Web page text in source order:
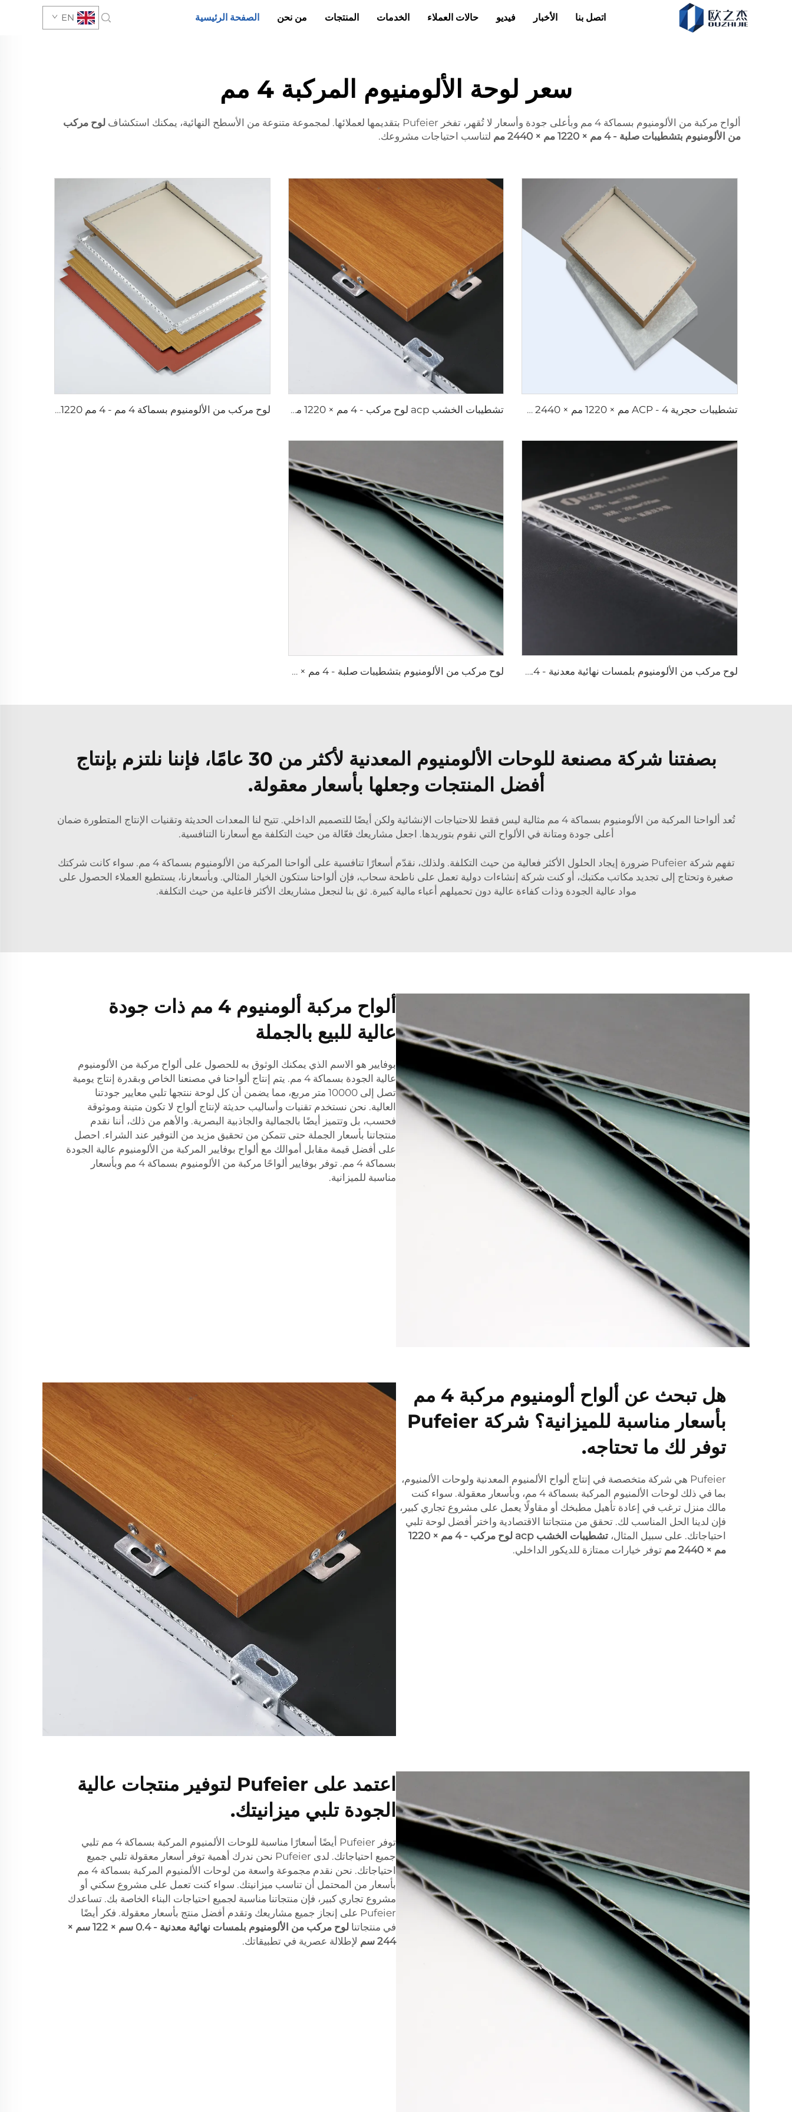
الصفحة الرئيسية من نحن المنتجات الخدمات حالات العملاء فيديو الأخبار اتصل بنا EN
سعر لوحة الألومنيوم المركبة 4 مم
ألواح مركبة من الألومنيوم بسماكة 4 مم وبأعلى جودة وأسعار لا تُقهر، تفخر Pufeier بتقديمها لعملائها. لمجموعة متنوعة من الأسطح النهائية، يمكنك استكشاف
لوح مركب
من الألومنيوم بتشطيبات صلبة - 4 مم × 1220 مم × 2440 مم
لتناسب احتياجات مشروعك.
تشطيبات حجرية ACP - 4 مم × 1220 مم × 2440 مم تشطيبات الخشب acp لوح مركب - 4 مم × 1220 مم × 2440 مم لوح مركب من الألومنيوم بسماكة 4 مم - 4 مم 1220 مم × 2440 مم (122 سم × 244 سم)
لوح مركب من الألومنيوم بلمسات نهائية معدنية - 0.4 سم × 122 سم × 244 سم لوح مركب من الألومنيوم بتشطيبات صلبة - 4 مم × 1220 مم × 2440 مم
بصفتنا شركة مصنعة للوحات الألومنيوم المعدنية لأكثر من 30 عامًا، فإننا نلتزم بإنتاج
أفضل المنتجات وجعلها بأسعار معقولة.
تُعد ألواحنا المركبة من الألومنيوم بسماكة 4 مم مثالية ليس فقط للاحتياجات الإنشائية ولكن أيضًا للتصميم الداخلي. تتيح لنا المعدات الحديثة وتقنيات الإنتاج المتطورة ضمان
أعلى جودة ومتانة في الألواح التي نقوم بتوريدها. اجعل مشاريعك فعّالة من حيث التكلفة مع أسعارنا التنافسية.
تفهم شركة Pufeier ضرورة إيجاد الحلول الأكثر فعالية من حيث التكلفة. ولذلك، نقدّم أسعارًا تنافسية على ألواحنا المركبة من الألومنيوم بسماكة 4 مم. سواء كانت شركتك
صغيرة وتحتاج إلى تجديد مكاتب مكتبك، أو كنت شركة إنشاءات دولية تعمل على ناطحة سحاب، فإن ألواحنا ستكون الخيار المثالي. وبأسعارنا، يستطيع العملاء الحصول على
مواد عالية الجودة وذات كفاءة عالية دون تحميلهم أعباء مالية كبيرة. ثق بنا لنجعل مشاريعك الأكثر فاعلية من حيث التكلفة.
ألواح مركبة ألومنيوم 4 مم ذات جودة
عالية للبيع بالجملة
بوفايير هو الاسم الذي يمكنك الوثوق به للحصول على ألواح مركبة من الألومنيوم
عالية الجودة بسماكة 4 مم. يتم إنتاج ألواحنا في مصنعنا الخاص وبقدرة إنتاج يومية
تصل إلى 10000 متر مربع، مما يضمن أن كل لوحة ننتجها تلبي معايير جودتنا
العالية. نحن نستخدم تقنيات وأساليب حديثة لإنتاج ألواح لا تكون متينة وموثوقة
فحسب، بل وتتميز أيضًا بالجمالية والجاذبية البصرية. والأهم من ذلك، أننا نقدم
منتجاتنا بأسعار الجملة حتى تتمكن من تحقيق مزيد من التوفير عند الشراء. احصل
على أفضل قيمة مقابل أموالك مع ألواح بوفايير المركبة من الألومنيوم عالية الجودة
بسماكة 4 مم. توفر بوفايير ألواحًا مركبة من الألومنيوم بسماكة 4 مم وبأسعار
مناسبة للميزانية.
هل تبحث عن ألواح ألومنيوم مركبة 4 مم
بأسعار مناسبة للميزانية؟ شركة Pufeier
توفر لك ما تحتاجه.
Pufeier هي شركة متخصصة في إنتاج ألواح الألمنيوم المعدنية ولوحات الألمنيوم،
بما في ذلك لوحات الألمنيوم المركبة بسماكة 4 مم، وبأسعار معقولة. سواء كنت
مالك منزل ترغب في إعادة تأهيل مطبخك أو مقاولًا يعمل على مشروع تجاري كبير،
فإن لدينا الحل المناسب لك. تحقق من منتجاتنا الاقتصادية واختر أفضل لوحة تلبي
احتياجاتك. على سبيل المثال،
تشطيبات الخشب acp لوح مركب - 4 مم × 1220
مم × 2440 مم
توفر خيارات ممتازة للديكور الداخلي.
اعتمد على Pufeier لتوفير منتجات عالية
الجودة تلبي ميزانيتك.
توفر Pufeier أيضًا أسعارًا مناسبة للوحات الألمنيوم المركبة بسماكة 4 مم تلبي
جميع احتياجاتك. لدى Pufeier نحن ندرك أهمية توفر أسعار معقولة تلبي جميع
احتياجاتك. نحن نقدم مجموعة واسعة من لوحات الألمنيوم المركبة بسماكة 4 مم
بأسعار من المحتمل أن تناسب ميزانيتك. سواء كنت تعمل على مشروع سكني أو
مشروع تجاري كبير، فإن منتجاتنا مناسبة لجميع احتياجات البناء الخاصة بك. تساعدك
Pufeier على إنجاز جميع مشاريعك وتقدم أفضل منتج بأسعار معقولة. فكر أيضًا
في منتجاتنا
لوح مركب من الألومنيوم بلمسات نهائية معدنية - 0.4 سم × 122 سم ×
244 سم
لإطلالة عصرية في تطبيقاتك.